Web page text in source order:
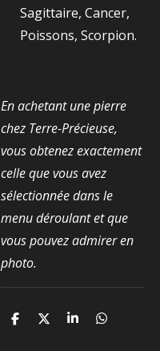
Sagittaire, Cancer,
Poissons, Scorpion.
En achetant une pierre
chez Terre-Précieuse,
vous obtenez exactement
celle que vous avez
sélectionnée dans le
menu déroulant et que
vous pouvez admirer en
photo.
P
P
P
P